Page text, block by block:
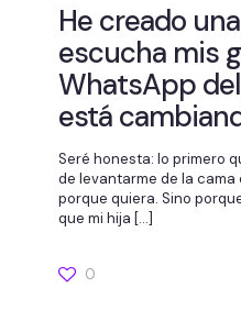
He creado
escucha mis
WhatsApp
está
Seré honesta: lo primero
de levantarme de la cama
porque quiera. Sino
que mi hija […]
0